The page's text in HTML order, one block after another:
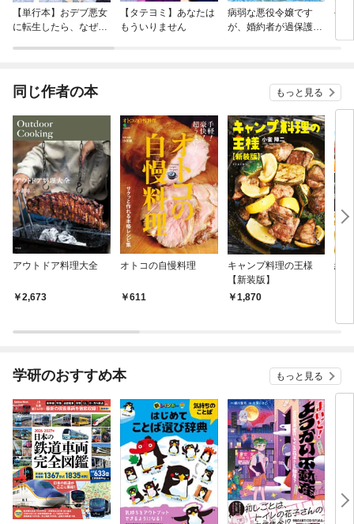
【単行本】おデブ悪女
に転生したら、なぜか
【タテヨミ】あなたは
もういりません
病弱な悪役令嬢です
が、婚約者が過保護す
公
同じ作者の本 もっと見る
アウトドア料理大全
2,673
オトコの自慢料理
611
キャンプ料理の王様
【新装版】
1,870
絶
学研のおすすめ本 もっと見る